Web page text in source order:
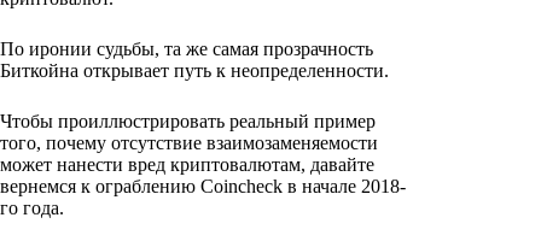
По иронии судьбы, та же самая прозрачность
Биткойна открывает путь к неопределенности.
Чтобы проиллюстрировать реальный пример
того, почему отсутствие взаимозаменяемости
может нанести вред криптовалютам, давайте
вернемся к ограблению Coincheck в начале 2018-
го года.